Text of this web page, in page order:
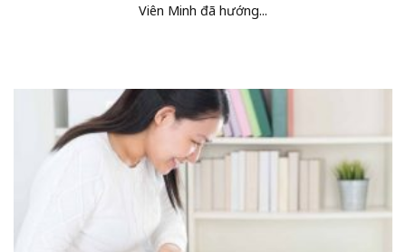
Viên Minh đã hướng...